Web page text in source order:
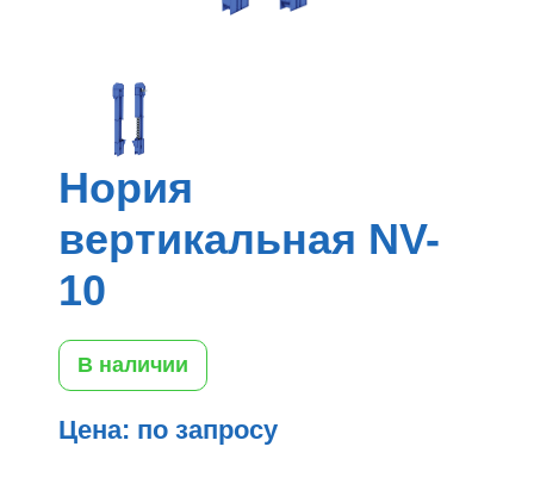
Нория
вертикальная NV-
10
В наличии
Цена: по запросу